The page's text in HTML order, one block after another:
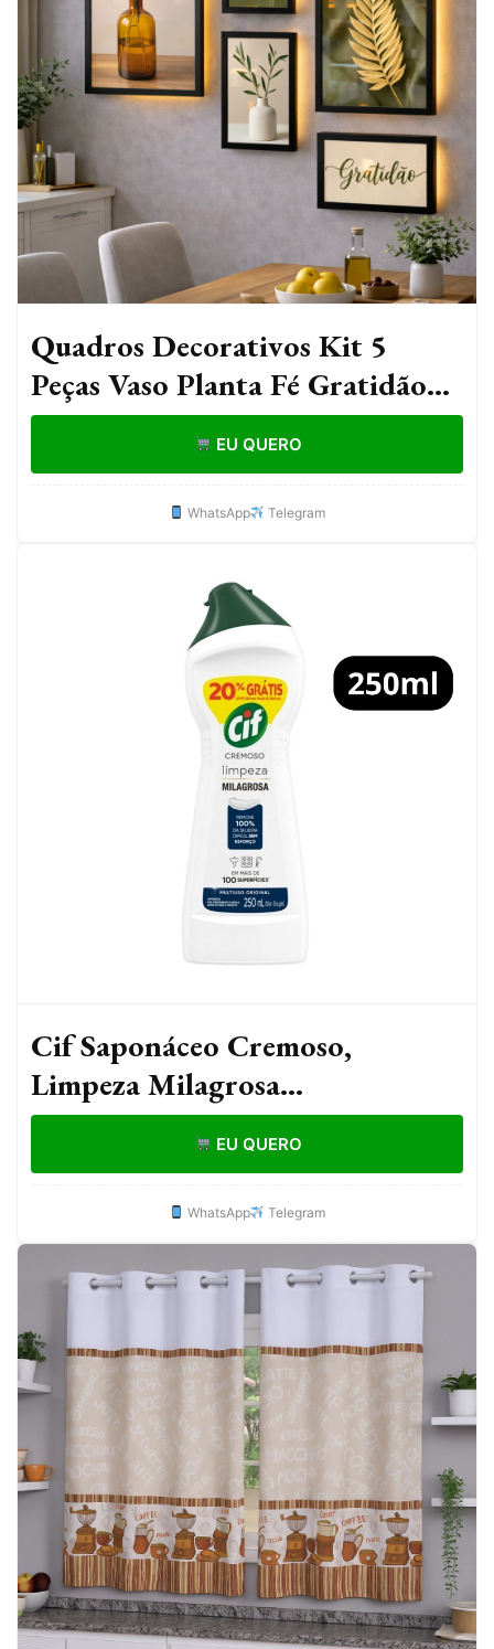
Quadros Decorativos Kit 5
Peças Vaso Planta Fé Gratidão
Paz Sala Hall
EU QUERO
WhatsApp Telegram
Cif Saponáceo Cremoso,
Limpeza Milagrosa
Desengordurante e Multiuso
Original 250mlEU QUERO
WhatsApp Telegram